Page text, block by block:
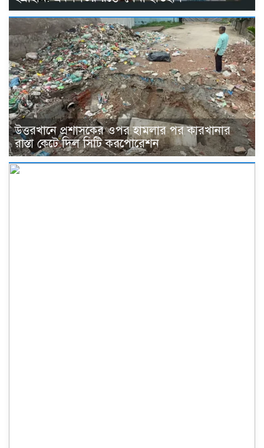
উত্তরখানে প্রশাসকের ওপর হামলার পর কারখানার
রাস্তা কেটে দিল সিটি করপোরেশন